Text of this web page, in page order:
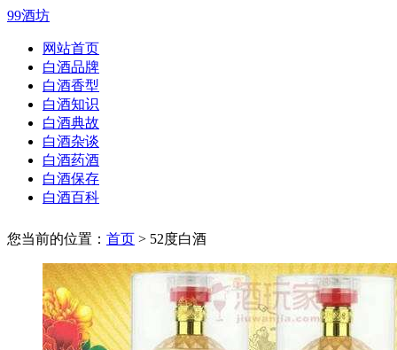
99酒坊
网站首页
白酒品牌
白酒香型
白酒知识
白酒典故
白酒杂谈
白酒药酒
白酒保存
白酒百科
您当前的位置： 首页 > 52度白酒